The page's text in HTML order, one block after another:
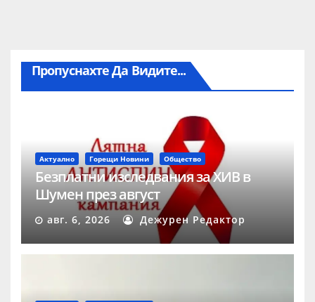
Пропуснахте Да Видите...
Актуално Горещи Новини Общество
Безплатни изследвания за ХИВ в
Шумен през август
авг. 6, 2026 Дежурен Редактор